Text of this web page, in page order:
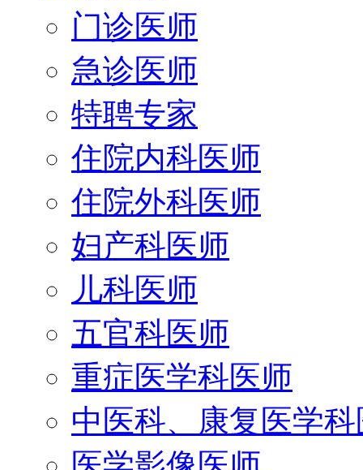
门诊医师
急诊医师
特聘专家
住院内科医师
住院外科医师
妇产科医师
儿科医师
五官科医师
重症医学科医师
中医科、康复医学